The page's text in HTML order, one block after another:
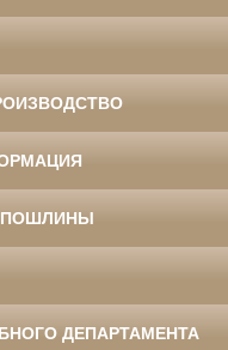
ДЕПАРТАМЕНТА